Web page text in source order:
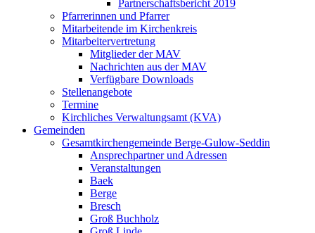
Partnerschaftsbericht 2019
Pfarrerinnen und Pfarrer
Mitarbeitende im Kirchenkreis
Mitarbeitervertretung
Mitglieder der MAV
Nachrichten aus der MAV
Verfügbare Downloads
Stellenangebote
Termine
Kirchliches Verwaltungsamt (KVA)
Gemeinden
Gesamtkirchengemeinde Berge-Gulow-Seddin
Ansprechpartner und Adressen
Veranstaltungen
Baek
Berge
Bresch
Groß Buchholz